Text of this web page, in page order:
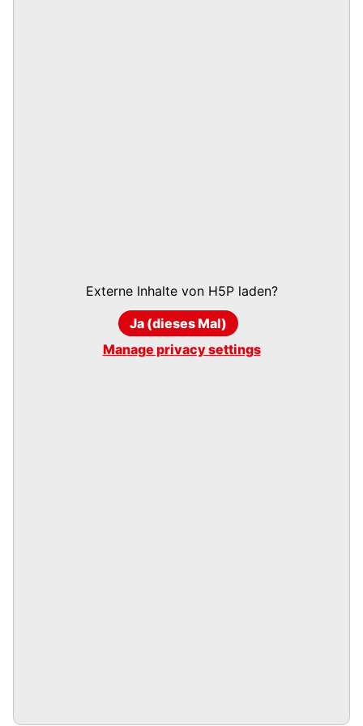
Externe Inhalte von H5Pladen?
Ja (dieses Mal)
Manage privacy settings